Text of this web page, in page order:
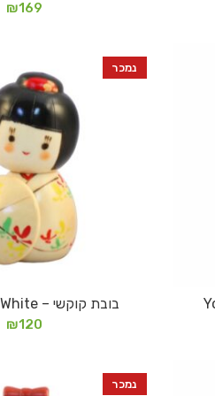
₪169
נמכר
מידע נוסףבובת קוקשי – Hanagasa White
₪120
נמכר